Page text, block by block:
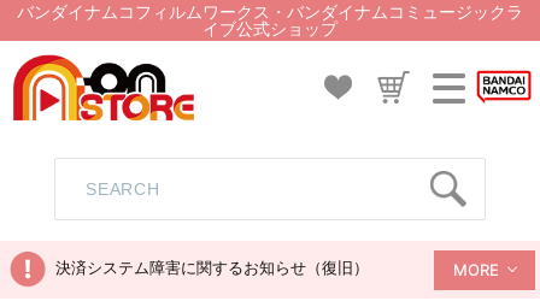
バンダイナムコフィルムワークス・バンダイナムコミュージックラ
イブ公式ショップ
決済システム障害に関するお知らせ（復旧） MORE